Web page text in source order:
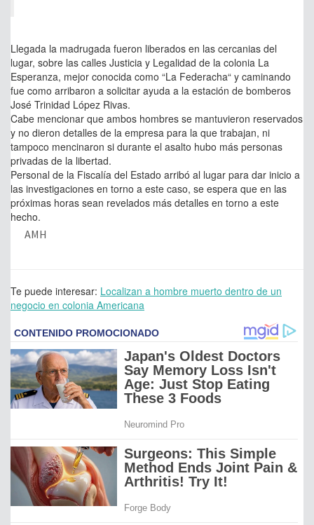
Llegada la madrugada fueron liberados en las cercanias del
lugar, sobre las calles Justicia y Legalidad de la colonia La
Esperanza, mejor conocida como “La Federacha“ y caminando
fue como arribaron a solicitar ayuda a la estación de bomberos
José Trinidad López Rivas.
Cabe mencionar que ambos hombres se mantuvieron reservados
y no dieron detalles de la empresa para la que trabajan, ni
tampoco mencinaron si durante el asalto hubo más personas
privadas de la libertad.
Personal de la Fiscalía del Estado arribó al lugar para dar inicio a
las investigaciones en torno a este caso, se espera que en las
próximas horas sean revelados más detalles en torno a este
hecho.
AMH
Te puede interesar: Localizan a hombre muerto dentro de un
negocio en colonia Americana